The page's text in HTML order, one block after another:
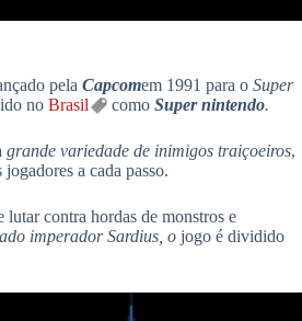
pela Capcomem 1991 para o Super
no Brasil como Super nintendo.
grande variedade de inimigos traiçoeiros,
a cada passo.
lutar contra hordas de monstros e
imperador Sardius, o jogo é dividido